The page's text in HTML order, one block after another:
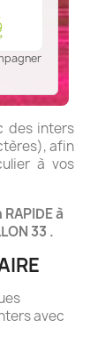
des inters
afin
à vos
à
33 .
avec